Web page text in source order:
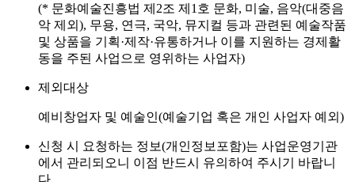
(* 문화예술진흥법 제2조 제1호 문화, 미술, 음악(대중음
악 제외), 무용, 연극, 국악, 뮤지컬 등과 관련된 예술작품
및 상품을 기획·제작·유통하거나 이를 지원하는 경제활
동을 주된 사업으로 영위하는 사업자)
제외대상
예비창업자 및 예술인(예술기업 혹은 개인 사업자 예외)
신청 시 요청하는 정보(개인정보포함)는 사업운영기관
에서 관리되오니 이점 반드시 유의하여 주시기 바랍니
다.